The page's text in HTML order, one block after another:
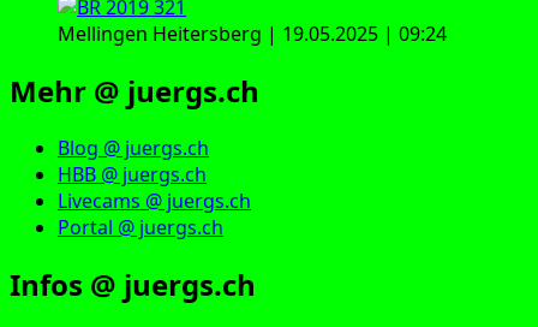
Mellingen Heitersberg | 19.05.2025 | 09:24
Mehr @ juergs.ch
Blog @ juergs.ch
HBB @ juergs.ch
Livecams @ juergs.ch
Portal @ juergs.ch
Infos @ juergs.ch